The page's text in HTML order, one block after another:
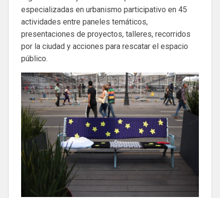
especializadas en urbanismo participativo en 45
actividades entre paneles temáticos,
presentaciones de proyectos, talleres, recorridos
por la ciudad y acciones para rescatar el espacio
público.